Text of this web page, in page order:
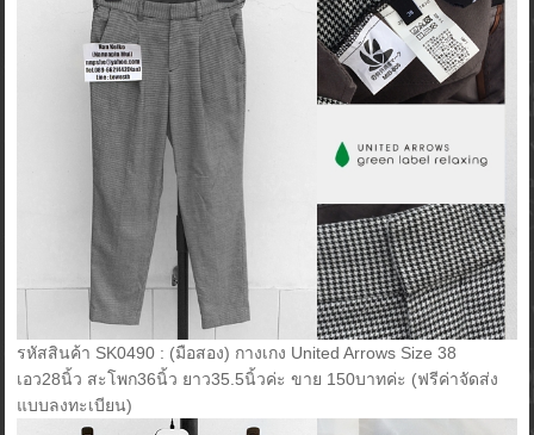
รหัสสินค้า SK0490 : (มือสอง) กางเกง United Arrows Size 38
เอว28นิ้ว สะโพก36นิ้ว ยาว35.5นิ้วค่ะ ขาย 150บาทค่ะ (ฟรีค่าจัดส่ง
แบบลงทะเบียน)